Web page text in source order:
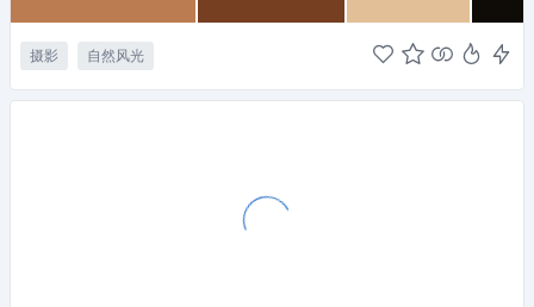
摄影 自然风光